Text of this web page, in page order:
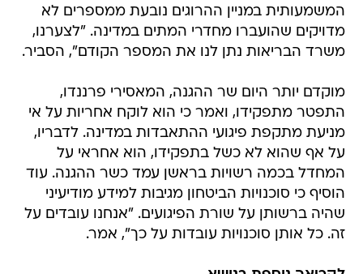
המשמעותית במניין ההרוגים נובעת ממספרים לא
מדויקים שהועברו מחדרי המתים במדינה. "לצערנו,
משרד הבריאות נתן לנו את המספר הקודם", הסביר.
מוקדם יותר היום שר ההגנה, המאסירי פרננדו,
התפטר מתפקידו, ואמר כי הוא לוקח אחריות על אי
מניעת מתקפת פיגועי ההתאבדות במדינה. לדבריו,
על אף שהוא לא כשל בתפקידו, הוא אחראי על
המחדל בכמה רשויות בראשן עמד כשר ההגנה. עוד
הוסיף כי סוכנויות הביטחון מגיבות למידע מודיעיני
שהיה ברשותן על שורת הפיגועים. "אנחנו עובדים על
זה. כל אותן סוכנויות עובדות על כך", אמר.